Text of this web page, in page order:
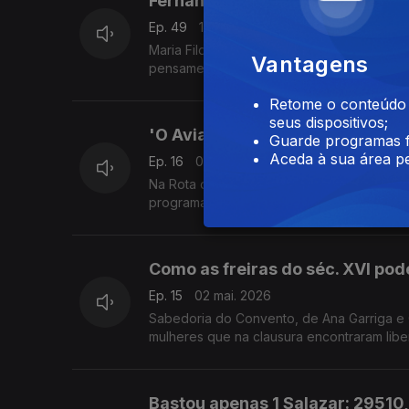
Ep. 49
16 mai. 2026
Maria Filomena Molder e Diogo Pires
pensamento de Fernando Gil, que
'O Aviador' José Correia
Ep. 16
09 mai. 2026
Na Rota do Yankee Clipper: a maior
programa, que nos leva ao fascinante
Imperdível.
Como as freiras do séc. XVI
Ep. 15
02 mai. 2026
Sabedoria do Convento, de Ana Garriga
mulheres que na clausura encontraram
Bastou apenas 1 Salazar:
Vantagens
Retome o
seus dispositivos;
Guarde programas
Aceda à sua área